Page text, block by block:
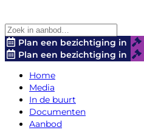
Plan een bezichtiging in
Plan een bezichtiging in
Home
Media
In de buurt
Documenten
Aanbod